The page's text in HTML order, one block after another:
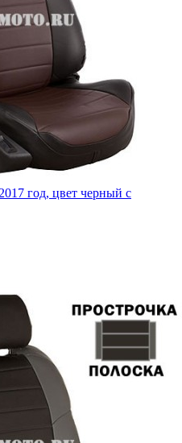
год, цвет черный с